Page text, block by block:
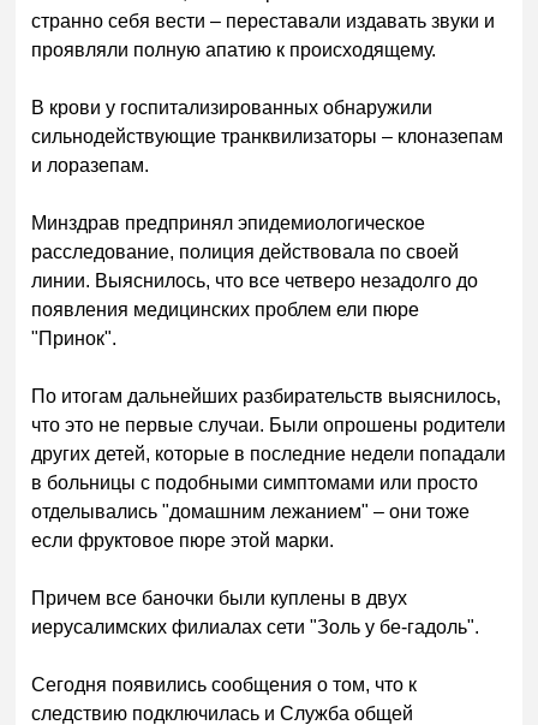
странно себя вести – переставали издавать звуки и
проявляли полную апатию к происходящему.
В крови у госпитализированных обнаружили
сильнодействующие транквилизаторы – клоназепам
и лоразепам.
Минздрав предпринял эпидемиологическое
расследование, полиция действовала по своей
линии. Выяснилось, что все четверо незадолго до
появления медицинских проблем ели пюре
"Принок".
По итогам дальнейших разбирательств выяснилось,
что это не первые случаи. Были опрошены родители
других детей, которые в последние недели попадали
в больницы с подобными симптомами или просто
отделывались "домашним лежанием" – они тоже
если фруктовое пюре этой марки.
Причем все баночки были куплены в двух
иерусалимских филиалах сети "Золь у бе-гадоль".
Сегодня появились сообщения о том, что к
следствию подключилась и Служба общей